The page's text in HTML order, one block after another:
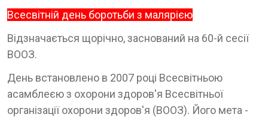
Всесвітній день боротьби з малярією
Відзначається щорічно, заснований на 60-й сесії
ВООЗ.
День встановлено в 2007 році Всесвітньою
асамблеєю з охорони здоров'я Всесвітньої
організації охорони здоров'я (ВООЗ). Його мета -